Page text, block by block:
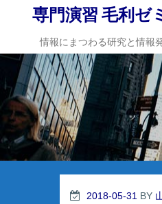
専門演習 毛利ゼ
情報にまつわる研究と情報
POSTED
2018-05-31 BY